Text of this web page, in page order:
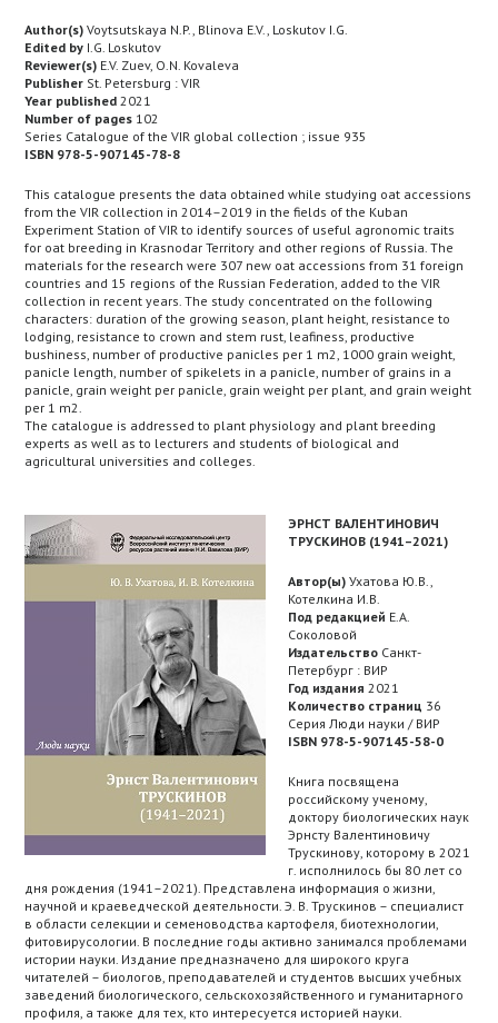
Author(s) Voytsutskaya N.P., Blinova E.V., Loskutov I.G.
Edited by I.G. Loskutov
Reviewer(s) E.V. Zuev, O.N. Kovaleva
Publisher St. Petersburg : VIR
Year published 2021
Number of pages 102
Series Catalogue of the VIR global collection ; issue 935
ISBN 978-5-907145-78-8
This catalogue presents the data obtained while studying oat accessions
from the VIR collection in 2014–2019 in the fields of the Kuban
Experiment Station of VIR to identify sources of useful agronomic traits
for oat breeding in Krasnodar Territory and other regions of Russia. The
materials for the research were 307 new oat accessions from 31 foreign
countries and 15 regions of the Russian Federation, added to the VIR
collection in recent years. The study concentrated on the following
characters: duration of the growing season, plant height, resistance to
lodging, resistance to crown and stem rust, leafiness, productive
bushiness, number of productive panicles per 1 m2, 1000 grain weight,
panicle length, number of spikelets in a panicle, number of grains in a
panicle, grain weight per panicle, grain weight per plant, and grain weight
per 1 m2.
The catalogue is addressed to plant physiology and plant breeding
experts as well as to lecturers and students of biological and
agricultural universities and colleges.
ЭРНСТ ВАЛЕНТИНОВИЧ
ТРУСКИНОВ (1941–2021)
Автор(ы) Ухатова Ю.В.,
Котелкина И.В.
Под редакцией Е.А.
Соколовой
Издательство Санкт-
Петербург : ВИР
Год издания 2021
Количество страниц 36
Серия Люди науки / ВИР
ISBN 978-5-907145-58-0
Книга посвящена
российскому ученому,
доктору биологических наук
Эрнсту Валентиновичу
Трускинову, которому в 2021
г. исполнилось бы 80 лет со
дня рождения (1941–2021). Представлена информация о жизни,
научной и краеведческой деятельности. Э. В. Трускинов – специалист
в области селекции и семеноводства картофеля, биотехнологии,
фитовирусологии. В последние годы активно занимался проблемами
истории науки. Издание предназначено для широкого круга
читателей – биологов, преподавателей и студентов высших учебных
заведений биологического, сельскохозяйственного и гуманитарного
профиля, а также для тех, кто интересуется историей науки.